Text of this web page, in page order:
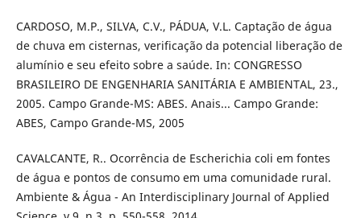
CARDOSO, M.P., SILVA, C.V., PÁDUA, V.L. Captação de água
de chuva em cisternas, verificação da potencial liberação de
alumínio e seu efeito sobre a saúde. In: CONGRESSO
BRASILEIRO DE ENGENHARIA SANITÁRIA E AMBIENTAL, 23.,
2005. Campo Grande-MS: ABES. Anais... Campo Grande:
ABES, Campo Grande-MS, 2005
CAVALCANTE, R.. Ocorrência de Escherichia coli em fontes
de água e pontos de consumo em uma comunidade rural.
Ambiente & Água - An Interdisciplinary Journal of Applied